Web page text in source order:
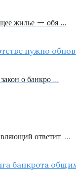
жилье — обя …
о банкро …
ответит …